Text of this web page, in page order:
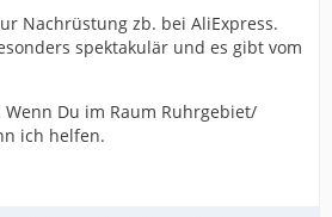
Nachrüstung zb. bei AliExpress.
spektakulär und es gibt vom
Du im Raum Ruhrgebiet/
ich helfen.